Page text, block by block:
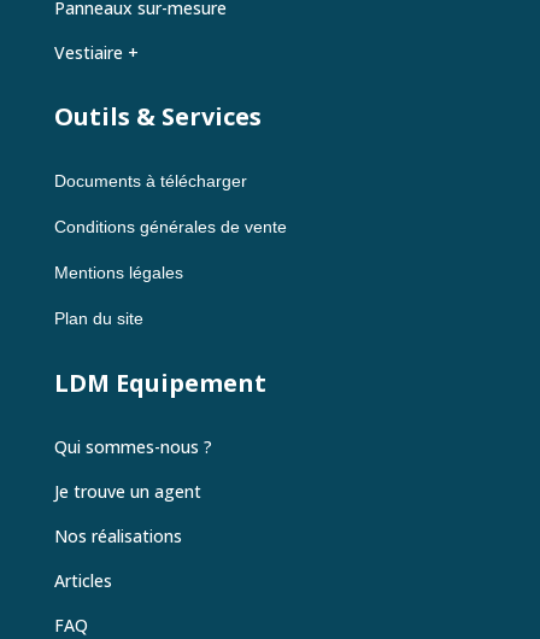
Panneaux sur-mesure
Vestiaire +
Outils & Services
Documents à télécharger
Conditions générales de vente
Mentions légales
Plan du site
LDM Equipement
Qui sommes-nous ?
Je trouve un agent
Nos réalisations
Articles
FAQ